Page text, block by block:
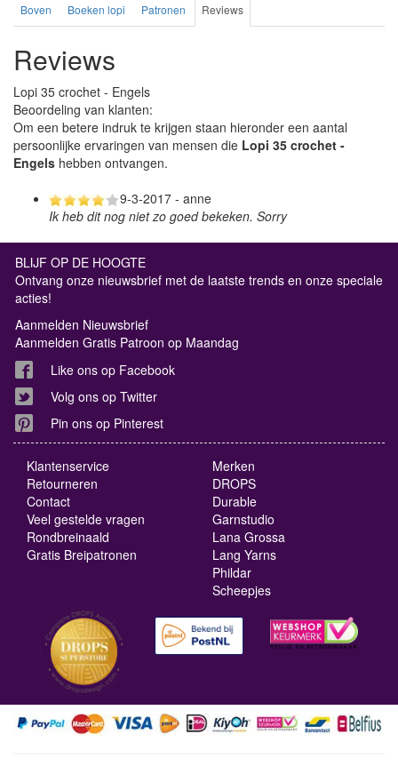
Boven Boeken lopi Patronen Reviews
Reviews
Lopi 35 crochet - Engels
Beoordeling van klanten:
Om een betere indruk te krijgen staan hieronder een aantal
persoonlijke ervaringen van mensen die Lopi 35 crochet -
Engels hebben ontvangen.
9-3-2017 - anne
Ik heb dit nog niet zo goed bekeken. Sorry
BLIJF OP DE HOOGTE
Ontvang onze nieuwsbrief met de laatste trends en onze speciale
acties!
Aanmelden Nieuwsbrief
Aanmelden Gratis Patroon op Maandag
Like ons op Facebook
Volg ons op Twitter
Pin ons op Pinterest
Klantenservice
Retourneren
Contact
Veel gestelde vragen
Rondbreinaald
Gratis Breipatronen
Merken
DROPS
Durable
Garnstudio
Lana Grossa
Lang Yarns
Phildar
Scheepjes